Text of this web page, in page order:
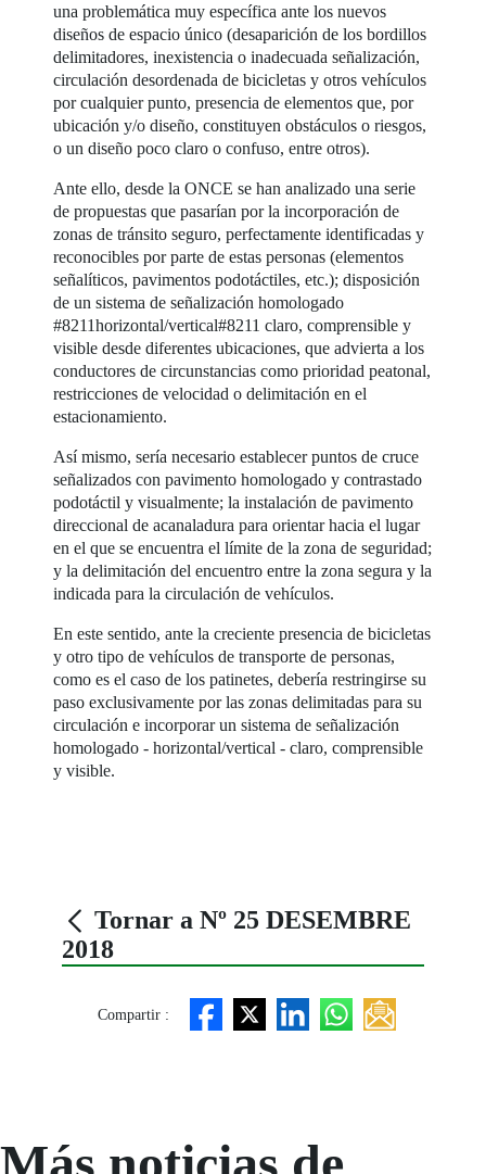
una problemática muy específica ante los nuevos
diseños de espacio único (desaparición de los bordillos
delimitadores, inexistencia o inadecuada señalización,
circulación desordenada de bicicletas y otros vehículos
por cualquier punto, presencia de elementos que, por
ubicación y/o diseño, constituyen obstáculos o riesgos,
o un diseño poco claro o confuso, entre otros).
Ante ello, desde la ONCE se han analizado una serie
de propuestas que pasarían por la incorporación de
zonas de tránsito seguro, perfectamente identificadas y
reconocibles por parte de estas personas (elementos
señalíticos, pavimentos podotáctiles, etc.); disposición
de un sistema de señalización homologado
#8211horizontal/vertical#8211 claro, comprensible y
visible desde diferentes ubicaciones, que advierta a los
conductores de circunstancias como prioridad peatonal,
restricciones de velocidad o delimitación en el
estacionamiento.
Así mismo, sería necesario establecer puntos de cruce
señalizados con pavimento homologado y contrastado
podotáctil y visualmente; la instalación de pavimento
direccional de acanaladura para orientar hacia el lugar
en el que se encuentra el límite de la zona de seguridad;
y la delimitación del encuentro entre la zona segura y la
indicada para la circulación de vehículos.
En este sentido, ante la creciente presencia de bicicletas
y otro tipo de vehículos de transporte de personas,
como es el caso de los patinetes, debería restringirse su
paso exclusivamente por las zonas delimitadas para su
circulación e incorporar un sistema de señalización
homologado - horizontal/vertical - claro, comprensible
y visible.
Tornar a Nº 25 DESEMBRE
2018
Compartir :